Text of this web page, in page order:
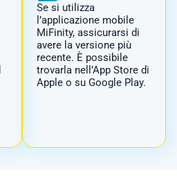
Se si utilizza
l’applicazione mobile
MiFinity, assicurarsi di
avere la versione più
recente. È possibile
trovarla nell’App Store di
Apple o su Google Play.